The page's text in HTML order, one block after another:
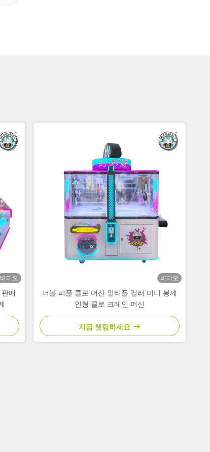
비디오
매
비디오
더블 피플 클로 머신 멀티플 컬러 미니 봉제
인형 클로 크레인 머신
지금 챗팅하세요